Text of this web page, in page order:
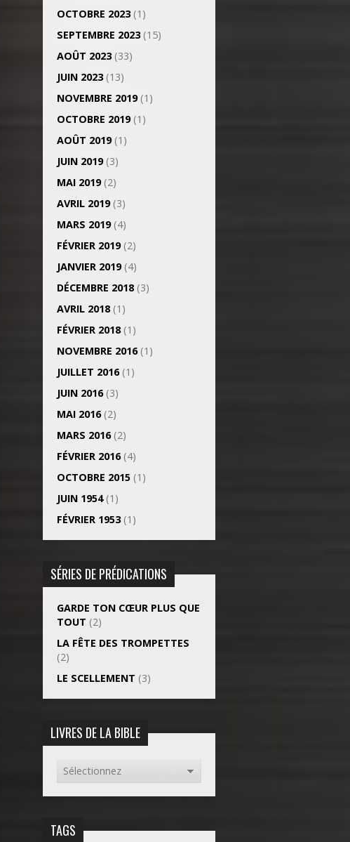
OCTOBRE 2023(1)
SEPTEMBRE 2023(15)
AOÛT 2023(33)
JUIN 2023(13)
NOVEMBRE 2019(1)
OCTOBRE 2019(1)
AOÛT 2019(1)
JUIN 2019(3)
MAI 2019(2)
AVRIL 2019(3)
MARS 2019(4)
FÉVRIER 2019(2)
JANVIER 2019(4)
DÉCEMBRE 2018(3)
AVRIL 2018(1)
FÉVRIER 2018(1)
NOVEMBRE 2016(1)
JUILLET 2016(1)
JUIN 2016(3)
MAI 2016(2)
MARS 2016(2)
FÉVRIER 2016(4)
OCTOBRE 2015 (1)
JUIN 1954(1)
FÉVRIER 1953(1)
SÉRIES DE PRÉDICATIONS
GARDE TON CŒUR PLUS QUE
TOUT (2)
LA FÊTE DES TROMPETTES
(2)
LE SCELLEMENT (3)
LIVRES DE LA BIBLE
TAGS